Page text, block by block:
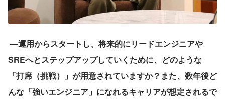
―運用からスタートし、将来的にリードエンジニアや
SREへとステップアップしていくために、どのような
「打席（挑戦）」が用意されていますか？また、数年後ど
んな「強いエンジニア」になれるキャリアが想定されるで